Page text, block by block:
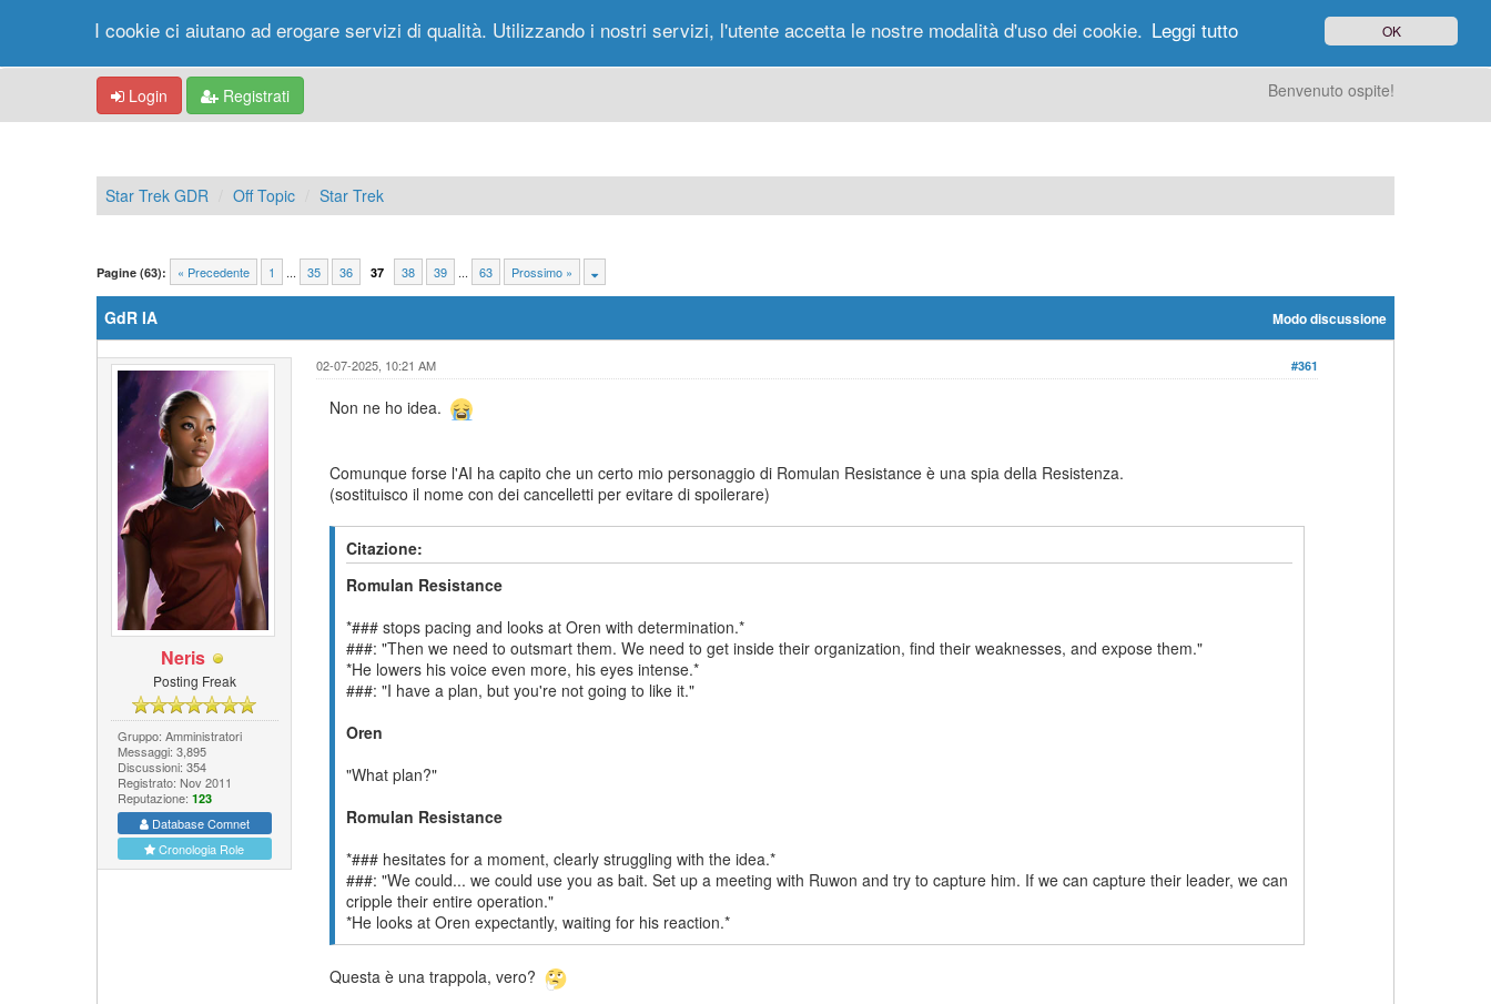
Portale Forum Nuovi Messaggi Messaggi di Oggi Ricerca Utenti
Login Registrati Benvenuto ospite!
Star Trek GDR Off Topic Star Trek
Pagine (63): « Precedente 1 ... 35 36 37 38 39 ... 63 Prossimo »
Modo discussione
GdR IA
Neris
Posting Freak
Gruppo: Amministratori
Messaggi: 3,895
Discussioni: 354
Registrato: Nov 2011
Reputazione: 123
Database Comnet
Cronologia Role
#361
02-07-2025, 10:21 AM
Non ne ho idea.
Comunque forse l'AI ha capito che un certo mio personaggio di Romulan Resistance è una spia della Resistenza.
(sostituisco il nome con dei cancelletti per evitare di spoilerare)
Citazione:
Romulan Resistance
*### stops pacing and looks at Oren with determination.*
###: "Then we need to outsmart them. We need to get inside their organization, find their weaknesses, and expose them."
*He lowers his voice even more, his eyes intense.*
###: "I have a plan, but you're not going to like it."
Oren
"What plan?"
Romulan Resistance
*### hesitates for a moment, clearly struggling with the idea.*
###: "We could... we could use you as bait. Set up a meeting with Ruwon and try to capture him. If we can capture their leader, we can
cripple their entire operation."
*He looks at Oren expectantly, waiting for his reaction.*
Questa è una trappola, vero?
I cookie ci aiutano ad erogare servizi di qualità. Utilizzando i nostri servizi, l'utente accetta le nostre modalità d'uso dei cookie. Leggi tutto OK